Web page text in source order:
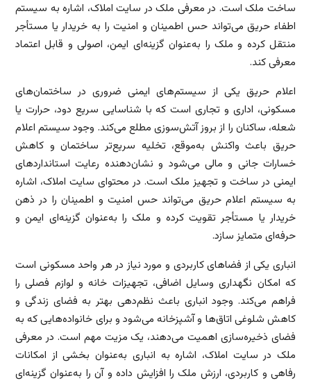
ساخت ملک است. در معرفی ملک در سایت املاک، اشاره به سیستم
اطفاء حریق می‌تواند حس اطمینان و امنیت را به خریدار یا مستأجر
منتقل کرده و ملک را به‌عنوان گزینه‌ای ایمن، اصولی و قابل اعتماد
معرفی کند.
اعلام حریق یکی از سیستم‌های ایمنی ضروری در ساختمان‌های
مسکونی، اداری و تجاری است که با شناسایی سریع دود، حرارت یا
شعله، ساکنان را از بروز آتش‌سوزی مطلع می‌کند. وجود سیستم اعلام
حریق باعث واکنش به‌موقع، تخلیه سریع‌تر ساختمان و کاهش
خسارات جانی و مالی می‌شود و نشان‌دهنده رعایت استانداردهای
ایمنی در ساخت و تجهیز ملک است. در محتوای سایت املاک، اشاره
به سیستم اعلام حریق می‌تواند حس امنیت و اطمینان را در ذهن
خریدار یا مستأجر تقویت کرده و ملک را به‌عنوان گزینه‌ای ایمن و
حرفه‌ای متمایز سازد.
انباری یکی از فضاهای کاربردی و مورد نیاز در هر واحد مسکونی است
که امکان نگهداری وسایل اضافی، تجهیزات خانه و لوازم فصلی را
فراهم می‌کند. وجود انباری باعث نظم‌دهی بهتر به فضای زندگی و
کاهش شلوغی اتاق‌ها و آشپزخانه می‌شود و برای خانواده‌هایی که به
فضای ذخیره‌سازی اهمیت می‌دهند، یک مزیت مهم است. در معرفی
ملک در سایت املاک، اشاره به انباری به‌عنوان بخشی از امکانات
رفاهی و کاربردی، ارزش ملک را افزایش داده و آن را به‌عنوان گزینه‌ای